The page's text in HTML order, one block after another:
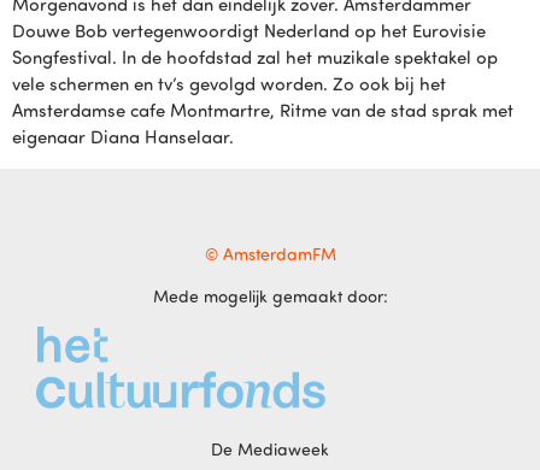
Morgenavond is het dan eindelijk zover. Amsterdammer
Douwe Bob vertegenwoordigt Nederland op het Eurovisie
Songfestival. In de hoofdstad zal het muzikale spektakel op
vele schermen en tv’s gevolgd worden. Zo ook bij het
Amsterdamse cafe Montmartre, Ritme van de stad sprak met
eigenaar Diana Hanselaar.
© AmsterdamFM
Mede mogelijk gemaakt door:
De Mediaweek